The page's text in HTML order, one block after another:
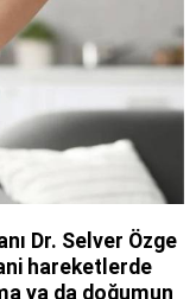
Dr. Selver Özge
hareketlerde
ya da doğumun